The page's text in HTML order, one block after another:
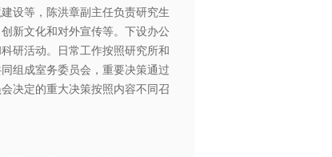
设等，陈洪章副主任负责研究生
新文化和对外宣传等。下设办公
研活动。日常工作按照研究所和
组成室务委员会，重要决策通过
决定的重大决策按照内容不同召